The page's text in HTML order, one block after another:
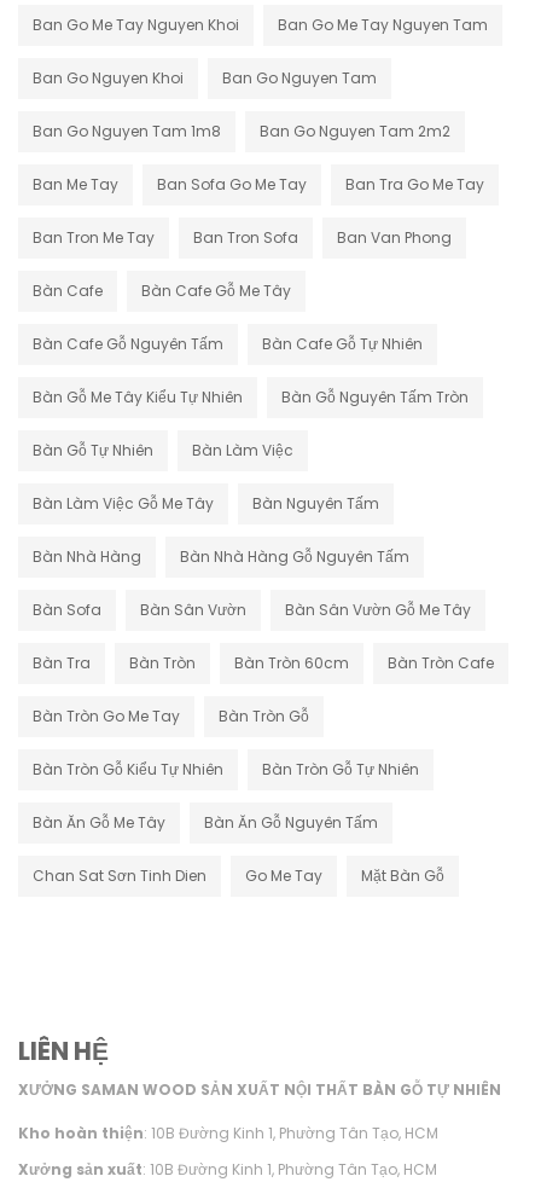
Ban Go Me Tay Nguyen Khoi Ban Go Me Tay Nguyen Tam
Ban Go Nguyen Khoi Ban Go Nguyen Tam
Ban Go Nguyen Tam 1m8 Ban Go Nguyen Tam 2m2
Ban Me Tay Ban Sofa Go Me Tay Ban Tra Go Me Tay
Ban Tron Me Tay Ban Tron Sofa Ban Van Phong
Bàn Cafe Bàn Cafe Gỗ Me Tây
Bàn Cafe Gỗ Nguyên Tấm Bàn Cafe Gỗ Tự Nhiên
Bàn Gỗ Me Tây Kiểu Tự Nhiên Bàn Gỗ Nguyên Tấm Tròn
Bàn Gỗ Tự Nhiên Bàn Làm Việc
Bàn Làm Việc Gỗ Me Tây Bàn Nguyên Tấm
Bàn Nhà Hàng Bàn Nhà Hàng Gỗ Nguyên Tấm
Bàn Sofa Bàn Sân Vườn Bàn Sân Vườn Gỗ Me Tây
Bàn Tra Bàn Tròn Bàn Tròn 60cm Bàn Tròn Cafe
Bàn Tròn Go Me Tay Bàn Tròn Gỗ
Bàn Tròn Gỗ Kiểu Tự Nhiên Bàn Tròn Gỗ Tự Nhiên
Bàn Ăn Gỗ Me Tây Bàn Ăn Gỗ Nguyên Tấm
Chan Sat Sơn Tinh Dien Go Me Tay Mặt Bàn Gỗ
LIÊN HỆ
XƯỞNG SAMAN WOOD SẢN XUẤT NỘI THẤT BÀN GỖ TỰ NHIÊN
Kho hoàn thiện: 10B Đường Kinh 1, Phường Tân Tạo, HCM
Xưởng sản xuất: 10B Đường Kinh 1, Phường Tân Tạo, HCM